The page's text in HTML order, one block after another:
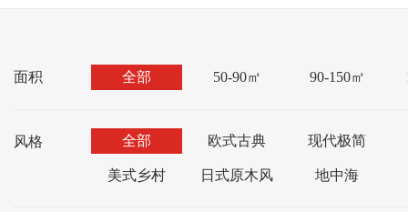
面积 全部 50-90㎡ 90-150㎡
风格 全部 欧式古典 现代极简
美式乡村 日式原木风 地中海